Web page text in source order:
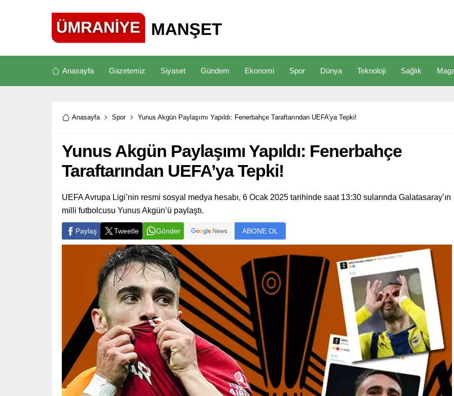
Anasayfa Gazetemiz Siyaset Gündem Ekonomi Spor Dünya Teknoloji Sağlık
Anasayfa Spor Yunus Akgün Paylaşımı Yapıldı: Fenerbahçe Taraftarından UEFA’ya Tepki!
Yunus Akgün Paylaşımı Yapıldı: Fenerbahçe
Taraftarından UEFA’ya Tepki!
UEFA Avrupa Ligi’nin resmi sosyal medya hesabı, 6 Ocak 2025 tarihinde saat 13:30 sularında Galatasaray’ın
milli futbolcusu Yunus Akgün’ü paylaştı.
Paylaş Tweetle Gönder ABONE OL